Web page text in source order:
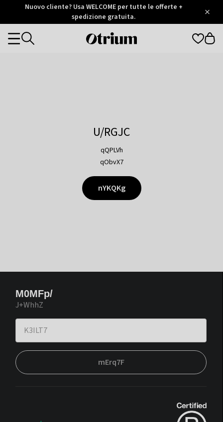
Otrium
Trustpilot
Nuovo cliente? Usa WELCOME per tutte le offerte +
spedizione gratuita.
Otrium
Categories
U/RGJC
qQPLVh
qObvX7
nYKQKg
M0MFp/
J+WhhZ
mErq7F